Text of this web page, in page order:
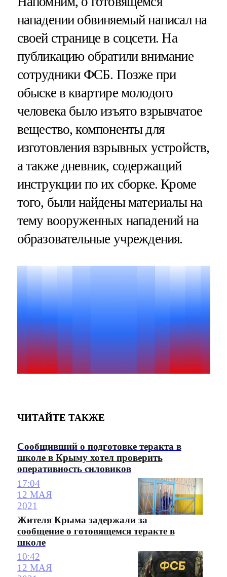
нападении обвиняемый написал на
своей странице в соцсети. На
публикацию обратили внимание
сотрудники ФСБ. Позже при
обыске в квартире молодого
человека было изъято взрывчатое
вещество, компоненты для
изготовления взрывных устройств,
а также дневник, содержащий
инструкции по их сборке. Кроме
того, были найдены материалы на
тему вооруженных нападений на
образовательные учреждения.
ЧИТАЙТЕ ТАКЖЕ
Сообщивший о подготовке теракта в
школе в Крыму хотел проверить
оперативность силовиков
17:04
12 МАЯ
2021
Жителя Крыма задержали за
сообщение о готовящемся теракте в
школе
10:42
12 МАЯ